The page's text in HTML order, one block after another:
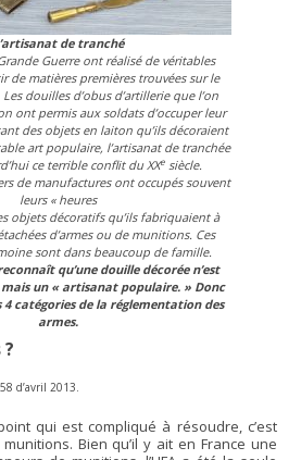
de tranché
Guerre ont réalisé de véritables
de matières premières trouvées sur le
douilles d’obus d’artillerie que l’on
ont permis aux soldats d’occuper leur
des objets en laiton qu’ils décoraient
art populaire, l’artisanat de tranchée
ce terrible conflit du XXesiècle.
de manufactures ont occupés souvent
leurs « heures
objets décoratifs qu’ils fabriquaient à
d’armes ou de munitions. Ces
sont dans beaucoup de famille.
qu’une douille décorée n’est
un « artisanat populaire. » Donc
4 catégories de la réglementation des
armes.
d’avril 2013.
qui est compliqué à résoudre, c’est
Bien qu’il y ait en France une